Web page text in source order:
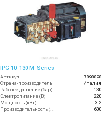
IPG 10-130 M-Series
Артикул
7898898
Страна-производитель
Италия
Рабочее давление (бар)
130
Электропитание (В)
220
Мощность (кВт)
3.2
600